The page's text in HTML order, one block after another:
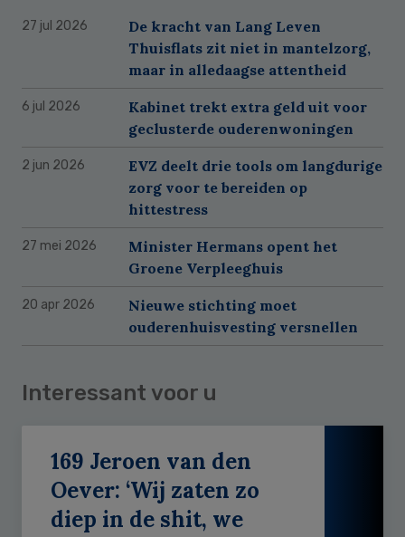
27 jul 2026
De kracht van Lang Leven
Thuisflats zit niet in mantelzorg,
maar in alledaagse attentheid
6 jul 2026
Kabinet trekt extra geld uit voor
geclusterde ouderenwoningen
2 jun 2026
EVZ deelt drie tools om langdurige
zorg voor te bereiden op
hittestress
27 mei 2026
Minister Hermans opent het
Groene Verpleeghuis
20 apr 2026
Nieuwe stichting moet
ouderenhuisvesting versnellen
Interessant voor u
169 Jeroen van den
Oever: ‘Wij zaten zo
diep in de shit, we